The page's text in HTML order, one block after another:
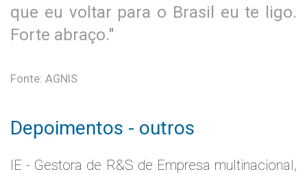
que eu voltar para o Brasil eu te ligo.
Forte abraço."
Fonte: AGNIS
Depoimentos - outros
IE - Gestora de R&S de Empresa multinacional,